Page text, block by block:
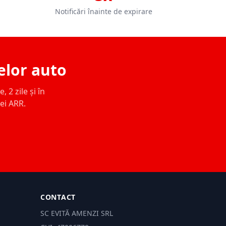
Notificări înainte de expirare
auto
2 zile și în
ARR.
CONTACT
SC EVITĂ AMENZI SRL